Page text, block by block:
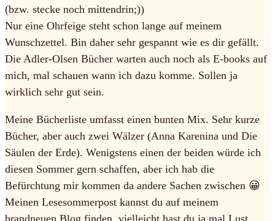
(bzw. stecke noch mittendrin;))
Nur eine Ohrfeige steht schon lange auf meinem
Wunschzettel. Bin daher sehr gespannt wie es dir gefällt.
Die Adler-Olsen Bücher warten auch noch als E-books auf
mich, mal schauen wann ich dazu komme. Sollen ja
wirklich sehr gut sein.
Meine Bücherliste umfasst einen bunten Mix. Sehr kurze
Bücher, aber auch zwei Wälzer (Anna Karenina und Die
Säulen der Erde). Wenigstens einen der beiden würde ich
diesen Sommer gern schaffen, aber ich hab die
Befürchtung mir kommen da andere Sachen zwischen 😀
Meinen Lesesommerpost kannst du auf meinem